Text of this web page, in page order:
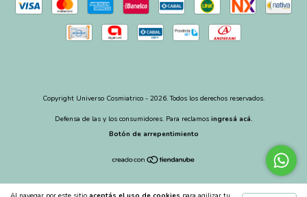
Copyright Universo Cosmiatrico - 2026. Todos los derechos reservados.
Defensa de las y los consumidores. Para reclamos ingresá acá.
Botón de arrepentimiento